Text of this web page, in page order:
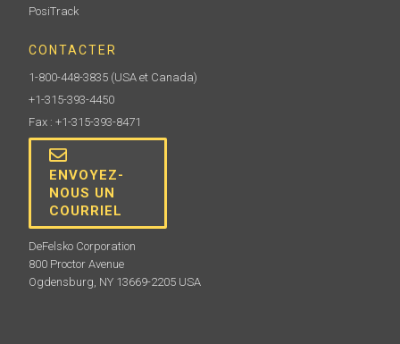
PosiTrack
CONTACTER
1-800-448-3835 (USA et Canada)
+1-315-393-4450
Fax : +1-315-393-8471
ENVOYEZ-
NOUS UN
COURRIEL
DeFelsko Corporation
800 Proctor Avenue
Ogdensburg, NY 13669-2205 USA